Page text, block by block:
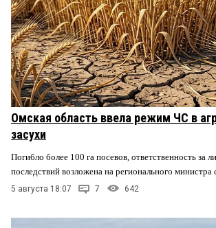
Омская область ввела режим ЧС в
засухи
Погибло более 100 га посевов, ответственность за
последствий возложена на регионального министра
5 августа 18:07 7 642